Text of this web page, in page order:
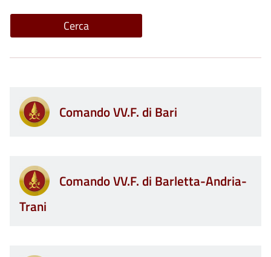
Comando VV.F. di Bari
Comando VV.F. di Barletta-Andria-
Trani